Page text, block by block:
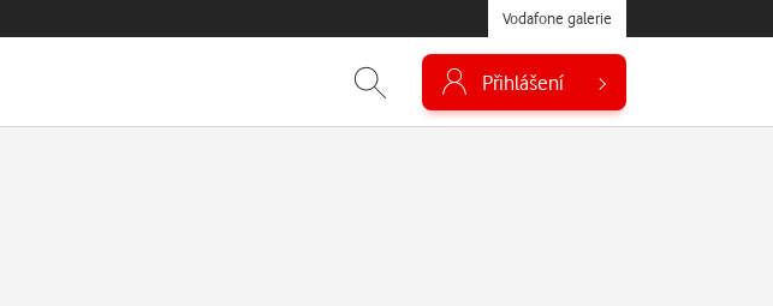
Vodafone galerie
Přihlášení